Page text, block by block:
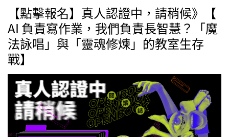
【點擊報名】真人認證中，請稍候》【
AI 負責寫作業，我們負責長智慧？「魔
法詠唱」與「靈魂修煉」的教室生存
戰】